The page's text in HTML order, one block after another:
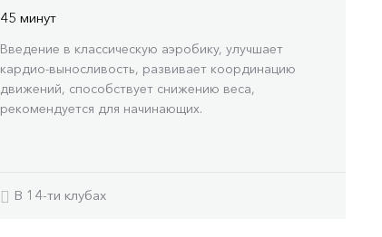
45 минут
Введение в классическую аэробику, улучшает
кардио-выносливость, развивает координацию
движений, способствует снижению веса,
рекомендуется для начинающих.
В 14-ти клубах